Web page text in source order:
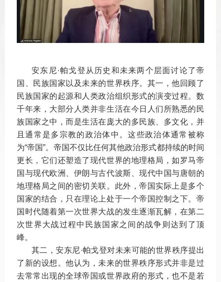
安东尼·帕戈登从历史和未来两个层面讨论了帝
国、民族国家以及未来的世界秩序。其一，他回顾了
民族国家的起源和人类政治组织形式的演变过程。数
千年来，大部分人类并非生活在今日人们所熟悉的民
族国家之中，而是生活在庞大的多民族、多文化，并
且通常是多宗教的政治体中。这些政治体通常被称
为“帝国”。帝国不仅比任何其他政治形式都持续的时间
更长，它们还塑造了现代世界的地理格局，如罗马帝
国与现代欧洲、伊朗与古代波斯、现代中国与唐朝的
地理格局之间的密切关联。此外，帝国实际上是多个
国家的结合，只在理论上处于一个帝国控制之下。帝
国时代随着第一次世界大战的发生逐渐瓦解，在第二
次世界大战过程中民族国家之间的战争则达到了顶
峰。
其二，安东尼·帕戈登对未来可能的世界秩序提出
了新的设想。他认为，未来的世界秩序形式并非是过
去常常出现的全球帝国或世界政府的形式，也不是若